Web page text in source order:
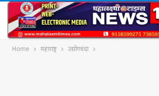
Home महाराष्ट्र उद्योगधंदा